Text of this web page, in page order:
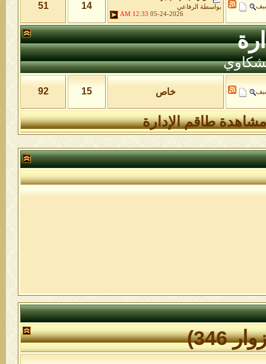
بواسطة
الرفاعي
05-24-2026
12:33 AM
14
51
خاص 15
92
طاقم الإدارة